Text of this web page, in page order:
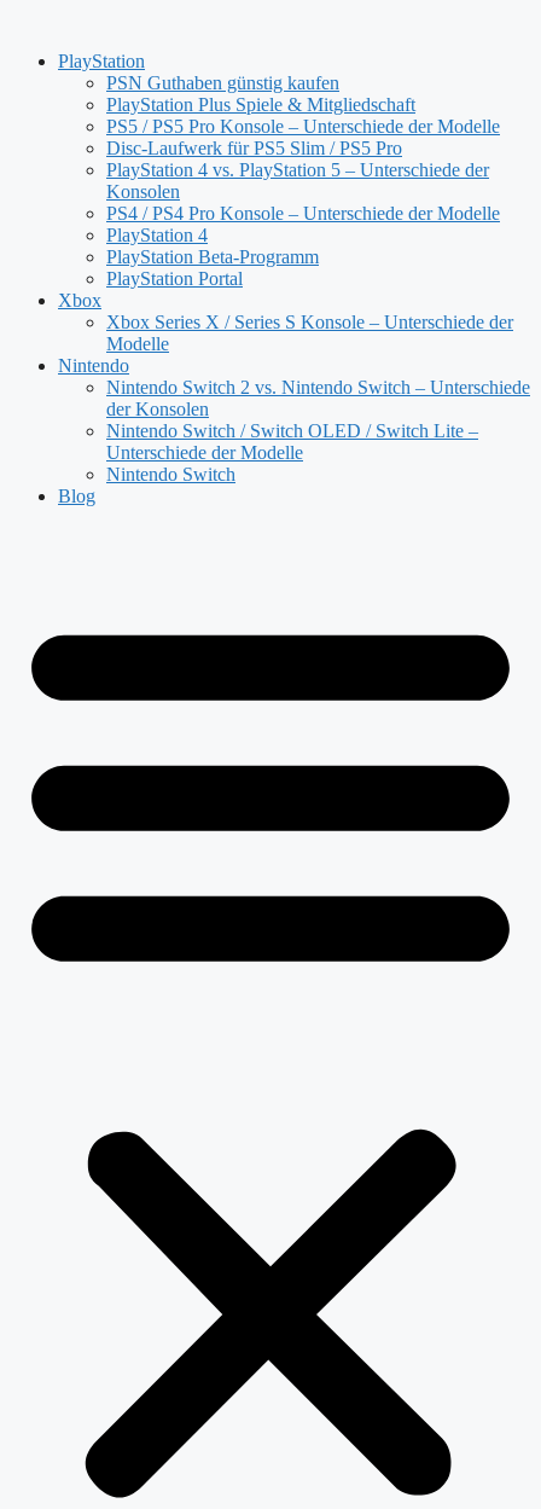
springenPlayStation
PSN Guthaben günstig kaufen
PlayStation Plus Spiele & Mitgliedschaft
PS5 / PS5 Pro Konsole – Unterschiede der Modelle
Disc-Laufwerk für PS5 Slim / PS5 Pro
PlayStation 4 vs. PlayStation 5 – Unterschiede der
Konsolen
PS4 / PS4 Pro Konsole – Unterschiede der Modelle
PlayStation 4
PlayStation Beta-Programm
PlayStation Portal
Xbox
Xbox Series X / Series S Konsole – Unterschiede der
Modelle
Nintendo
Nintendo Switch 2 vs. Nintendo Switch – Unterschiede
der Konsolen
Nintendo Switch / Switch OLED / Switch Lite –
Unterschiede der Modelle
Nintendo Switch
Blog